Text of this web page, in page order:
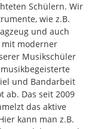
Schülern. Wir
wie z.B.
und auch
mit moderner
Musikschüler
und Bandarbeit
ab. Das seit 2009
das aktive
kann man z.B.